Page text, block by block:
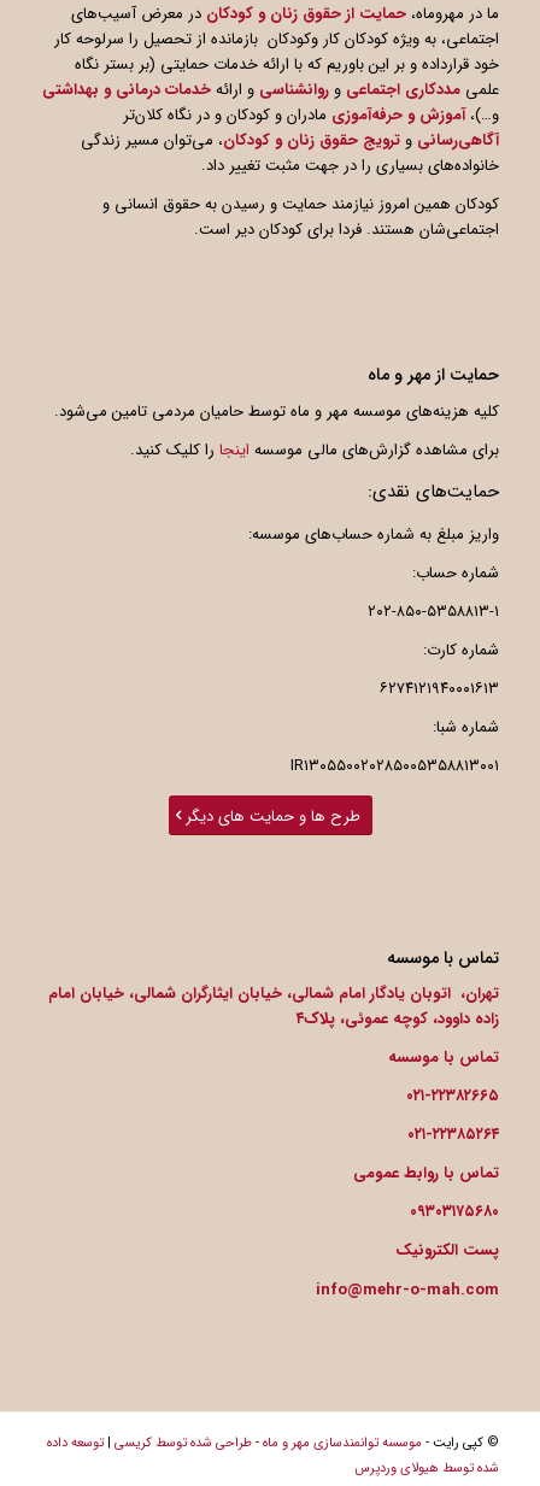
ما در مهروماه، حمایت از حقوق زنان و کودکان در معرض آسیب‌های
اجتماعی، به ویژه کودکان کار وکودکان بازمانده از تحصیل را سرلوحه کار
خود قرارداده و بر این باوریم که با ارائه خدمات حمایتی (بر بستر نگاه
علمی مددکاری اجتماعی وروانشناسی و ارائهخدمات درمانی و بهداشتی
و…)،آموزش و حرفه‌آموزی مادران و کودکان و در نگاه کلان‌تر
آگاهیرسانی وترویج حقوق زنان و کودکان، می‌توان مسیر زندگی
خانواده‌های بسیاری را در جهت مثبت تغییر داد.
کودکان همین امروز نیازمند حمایت و رسیدن به حقوق انسانی و
اجتماعی‌شان هستند. فردا برای کودکان دیر است.
حمایت از مهر و ماه
کلیه هزینه‌های موسسه مهر و ماه توسط حامیان مردمی تامین می‌شود.
برای مشاهده گزارش‌های مالی موسسه اینجارا کلیک کنید.
حمایت‌های نقدی:
واریز مبلغ به شماره حساب‌های موسسه:
شماره حساب:
۲۰۲-۸۵۰-۵۳۵۸۸۱۳-۱
شماره کارت:
۶۲۷۴۱۲۱۹۴۰۰۰۱۶۱۳
شماره شبا:
IR۱۳۰۵۵۰۰۲۰۲۸۵۰۰۵۳۵۸۸۱۳۰۰۱
طرح ها و حمایت های دیگر
تماس با موسسه
تهران، اتوبان یادگار امام شمالی، خیابان ایثارگران شمالی، خیابان امام
زاده داوود، کوچه عموئی، پلاک۴
تماس با موسسه
۰۲۱-۲۲۳۸۲۶۶۵
۰۲۱-۲۲۳۸۵۲۶۴
تماس با روابط عمومی
۰۹۳۰۳۱۷۵۶۸۰
پست الکترونیک
info@mehr-o-mah.com
© کپی رایت - موسسه توانمندسازی مهر و ماه-طراحی شده توسط کریسی| توسعه داده
شده توسط هیولای وردپرس